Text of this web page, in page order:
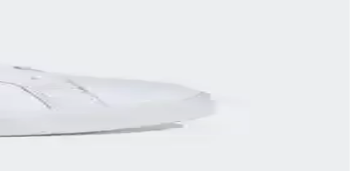
dayanıklılığıyla öne çıkar.
tarzınızı tamamlayın.